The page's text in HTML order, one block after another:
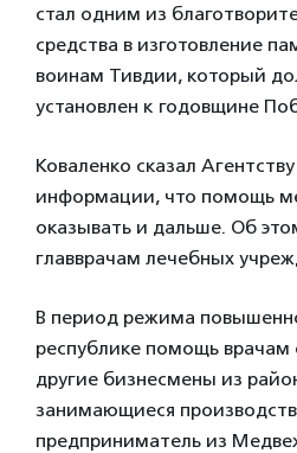
стал одним из
средства в изготовление
воинам Тивдии, который
установлен к годовщине
Коваленко сказал
информации, что помощь
оказывать и дальше. Об
главврачам лечебных
В период режима
республике помощь врачам
другие бизнесмены из
занимающиеся
предприниматель из